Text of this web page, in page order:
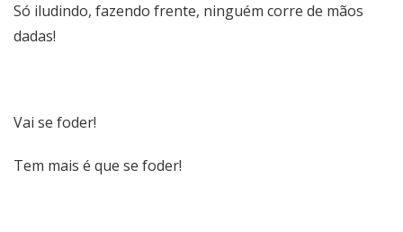
Só iludindo, fazendo frente, ninguém corre de mãos
dadas!
Vai se foder!
Tem mais é que se foder!